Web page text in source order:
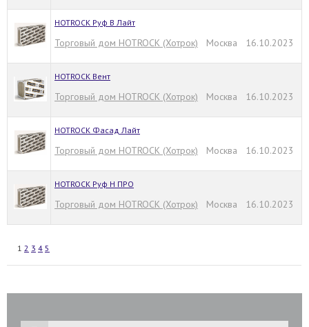
HOTROCK Руф В Лайт
Торговый дом HOTROCK (Хотрок) Москва 16.10.2023
HOTROCK Вент
Торговый дом HOTROCK (Хотрок) Москва 16.10.2023
HOTROCK Фасад Лайт
Торговый дом HOTROCK (Хотрок) Москва 16.10.2023
HOTROCK Руф Н ПРО
Торговый дом HOTROCK (Хотрок) Москва 16.10.2023
1 2 3 4 5